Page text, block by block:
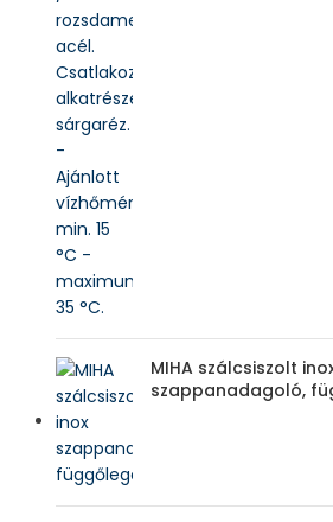
MIHA szálcsiszolt
szappanadagoló,